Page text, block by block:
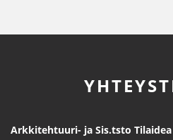
Arkkitehtuuri- ja Sis.tsto Tilaidea